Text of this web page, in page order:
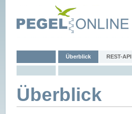
Überblick REST-API
Überblick